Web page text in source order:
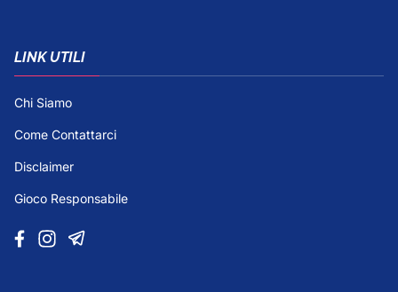
LINK UTILI
Chi Siamo
Come Contattarci
Disclaimer
Gioco Responsabile